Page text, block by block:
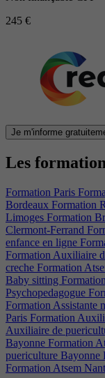
245 €
Je m'informe
Les
Formation Paris
Bordeaux Formation
Limoges Formation
Clermont-Ferrand
enfance en ligne
Formation Auxiliaire
creche Formation
Baby sitting
Psychopedagogue
Formation Assistante
Paris Formation
Auxiliaire de
Bayonne Formation
puericulture Bayonne
Formation Atsem